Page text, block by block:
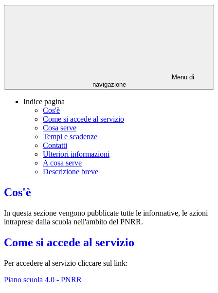
Menu di
navigazione
Indice pagina
Cos'è
Come si accede al servizio
Cosa serve
Tempi e scadenze
Contatti
Ulteriori informazioni
A cosa serve
Descrizione breve
Cos'è
In questa sezione vengono pubblicate tutte le informative, le azioni
intraprese dalla scuola nell'ambito del PNRR.
Come si accede al servizio
Per accedere al servizio cliccare sul link:
Piano scuola 4.0 - PNRR